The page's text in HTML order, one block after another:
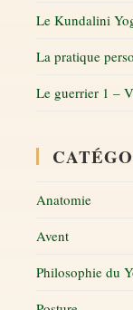
Le Kundalini
La pratique
Le guerrier 1 –
Anatomie
Avent
Philosophie du